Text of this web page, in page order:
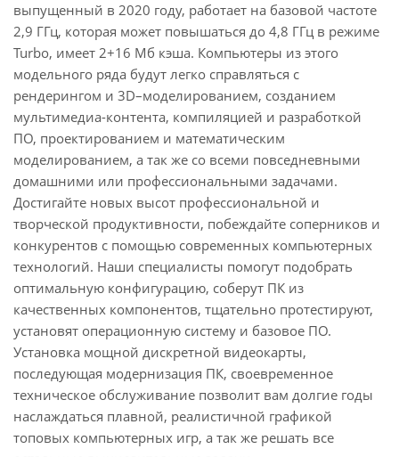
выпущенный в 2020 году, работает на базовой частоте
2,9 ГГц, которая может повышаться до 4,8 ГГц в режиме
Turbo, имеет 2+16 Мб кэша. Компьютеры из этого
модельного ряда будут легко справляться с
рендерингом и 3D–моделированием, созданием
мультимедиа-контента, компиляцией и разработкой
ПО, проектированием и математическим
моделированием, а так же со всеми повседневными
домашними или профессиональными задачами.
Достигайте новых высот профессиональной и
творческой продуктивности, побеждайте соперников и
конкурентов с помощью современных компьютерных
технологий. Наши специалисты помогут подобрать
оптимальную конфигурацию, соберут ПК из
качественных компонентов, тщательно протестируют,
установят операционную систему и базовое ПО.
Установка мощной дискретной видеокарты,
последующая модернизация ПК, своевременное
техническое обслуживание позволит вам долгие годы
наслаждаться плавной, реалистичной графикой
топовых компьютерных игр, а так же решать все